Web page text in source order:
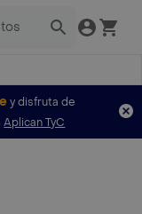
y disfruta de
Aplican TyC